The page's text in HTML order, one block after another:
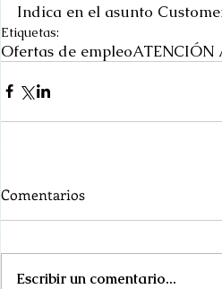
Indica en el asunto
Etiquetas:
Ofertas de empleoATENCIÓN
Comentarios
Escribir un comentario...